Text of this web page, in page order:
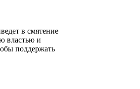
в смятение
властью и
поддержать